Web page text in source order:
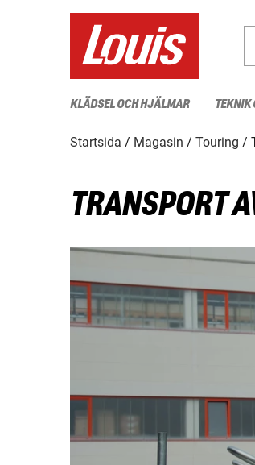
KLÄDSEL OCH HJÄLMAR TEKNIK
Startsida Magasin Touring
TRANSPORT